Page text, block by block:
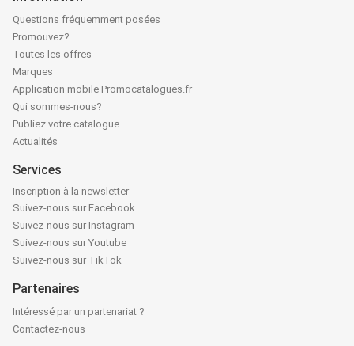
Questions fréquemment posées
Promouvez?
Toutes les offres
Marques
Application mobile Promocatalogues.fr
Qui sommes-nous?
Publiez votre catalogue
Actualités
Services
Inscription à la newsletter
Suivez-nous sur Facebook
Suivez-nous sur Instagram
Suivez-nous sur Youtube
Suivez-nous sur TikTok
Partenaires
Intéressé par un partenariat ?
Contactez-nous